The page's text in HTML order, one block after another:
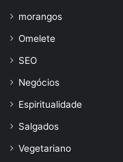
morangos
Omelete
SEO
Negócios
Espiritualidade
Salgados
Vegetariano